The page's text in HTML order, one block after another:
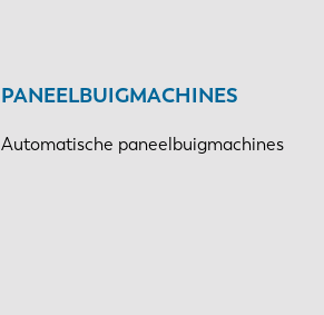
PANEELBUIGMACHINES
Automatische paneelbuigmachines